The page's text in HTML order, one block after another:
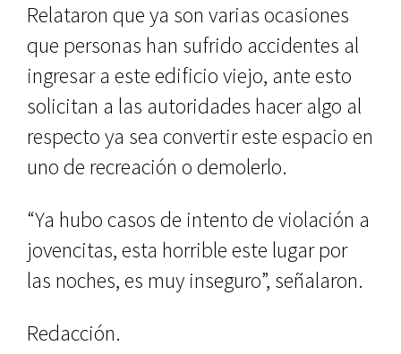
Relataron que ya son varias ocasiones
que personas han sufrido accidentes al
ingresar a este edificio viejo, ante esto
solicitan a las autoridades hacer algo al
respecto ya sea convertir este espacio en
uno de recreación o demolerlo.
“Ya hubo casos de intento de violación a
jovencitas, esta horrible este lugar por
las noches, es muy inseguro”, señalaron.
Redacción.